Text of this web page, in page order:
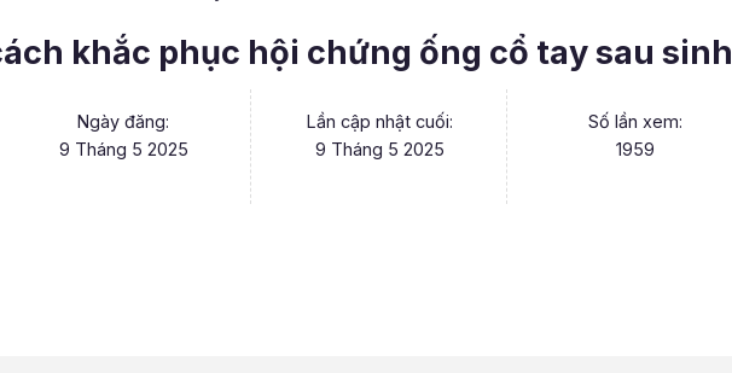
khắc phục hội chứng ống cổ tay sau sinh
Ngày đăng:
9 Tháng 5 2025
Lần cập nhật cuối:
9 Tháng 5 2025
Số lần xem:
1959